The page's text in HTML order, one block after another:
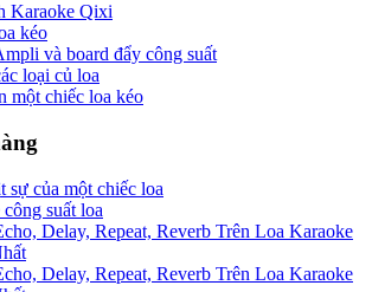
Karaoke Qixi
kéo
và board đẩy công suất
loại củ loa
một chiếc loa kéo
sự của một chiếc loa
suất loa
Delay, Repeat, Reverb Trên Loa Karaoke
Delay, Repeat, Reverb Trên Loa Karaoke